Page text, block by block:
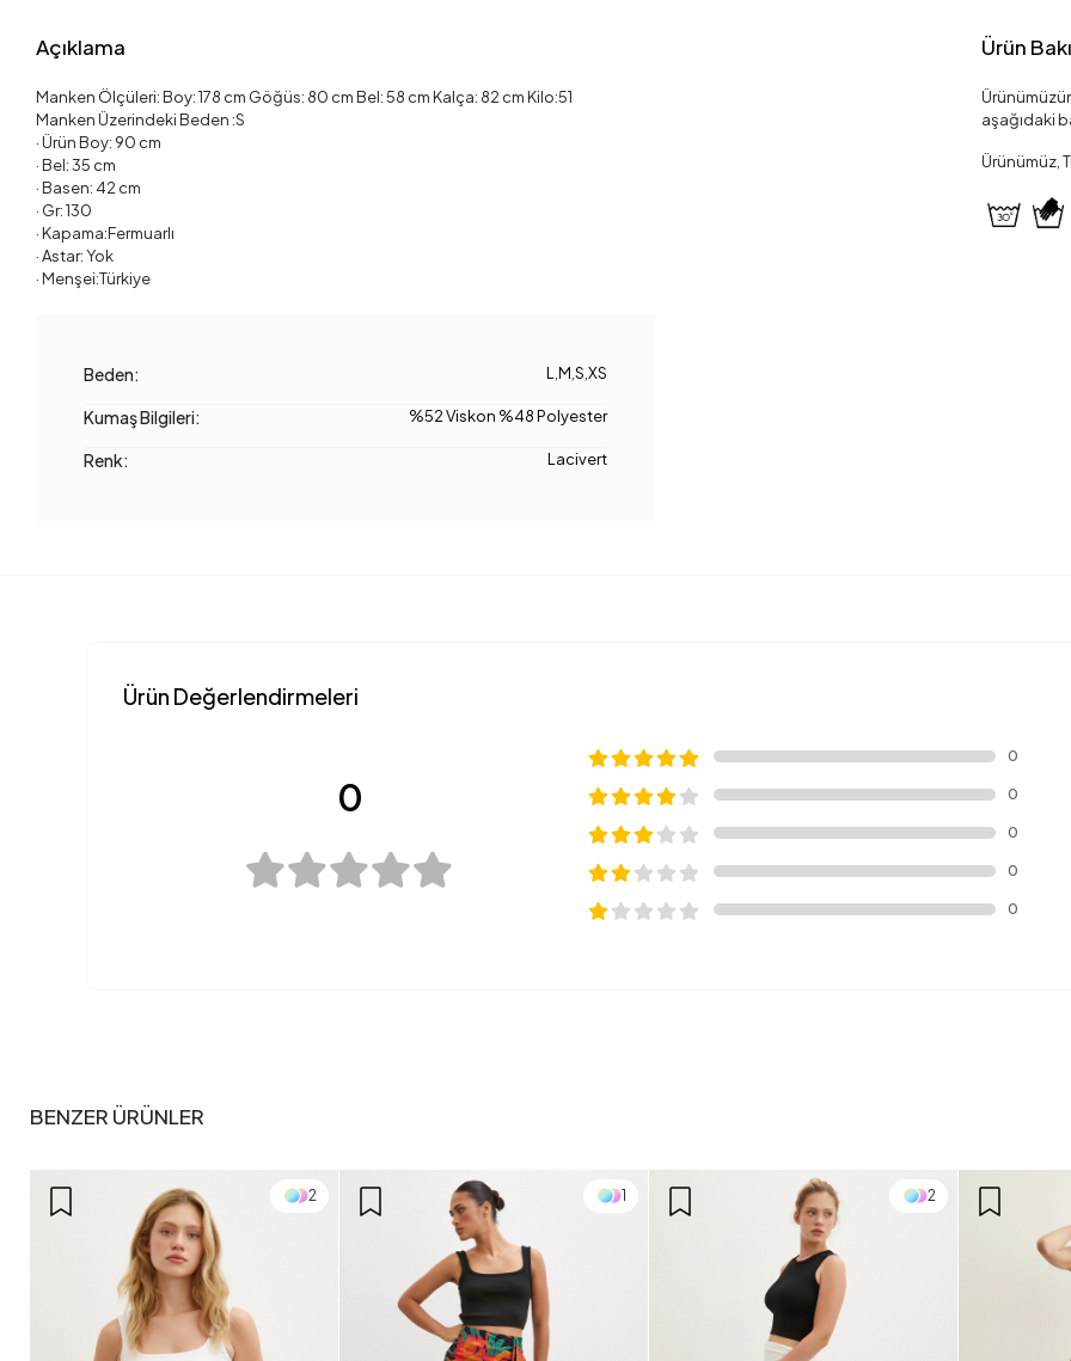
Açıklama
Manken Ölçüleri: Boy: 178 cm Göğüs: 80 cm Bel: 58 cm Kalça: 82 cm Kilo:51
Manken Üzerindeki Beden :S
· Ürün Boy: 90 cm
· Bel: 35 cm
· Basen: 42 cm
· Gr: 130
· Kapama:Fermuarlı
· Astar: Yok
· Menşei:Türkiye
Beden: L ,M ,S ,XS
Kumaş Bilgileri: %52 Viskon %48 Polyester
Renk: Lacivert
Ürün
aşağıdaki
Ürünümüz,
Ürün Değerlendirmeleri
0
0
0
0
0
0
BENZER ÜRÜNLER
2 1 2